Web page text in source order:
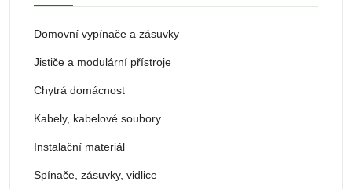
Domovní vypínače a zásuvky
Jističe a modulární přístroje
Chytrá domácnost
Kabely, kabelové soubory
Instalační materiál
Spínače, zásuvky, vidlice